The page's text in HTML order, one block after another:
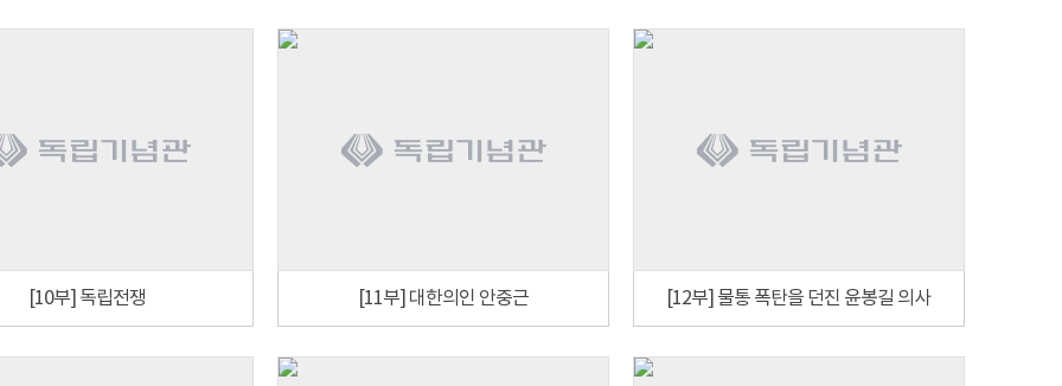
[10부] 독립전쟁 [11부] 대한의인 안중근 [12부] 물통 폭탄을 던진 윤봉길 의사